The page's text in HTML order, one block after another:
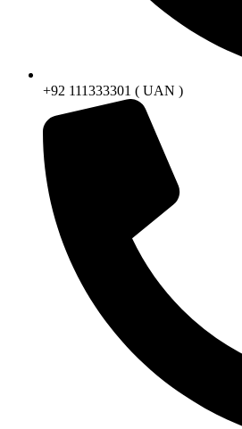
+92 111333301 ( UAN )